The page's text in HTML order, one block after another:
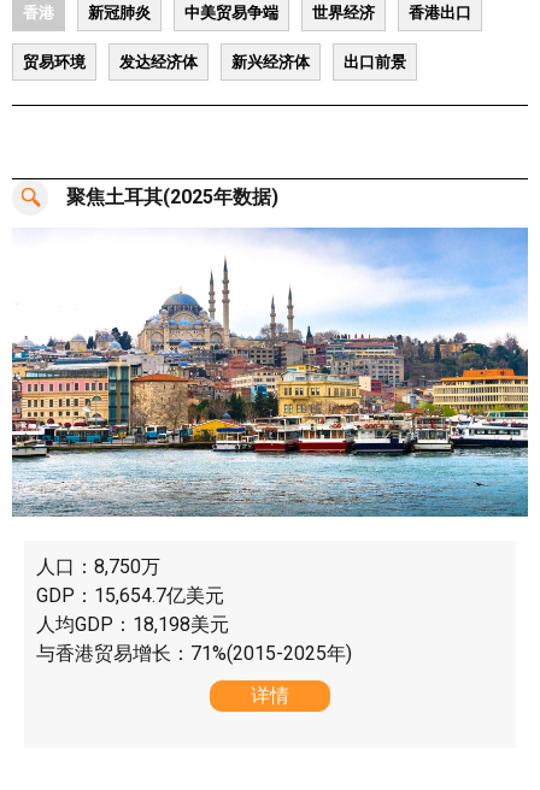
香港 新冠肺炎 中美贸易争端 世界经济 香港出口
贸易环境 发达经济体 新兴经济体 出口前景
聚焦土耳其(2025年数据)
人口：8,750万
GDP：15,654.7亿美元
人均GDP：18,198美元
与香港贸易增长：71%(2015-2025年)
详情